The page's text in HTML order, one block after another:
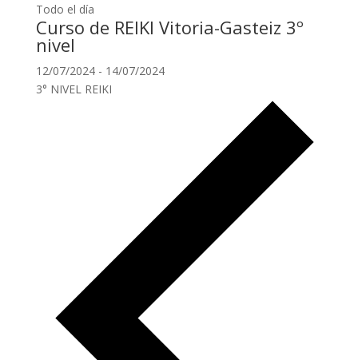
Todo el día
Curso de REIKI Vitoria-Gasteiz 3º
nivel
12/07/2024- 14/07/2024
3° NIVEL REIKI